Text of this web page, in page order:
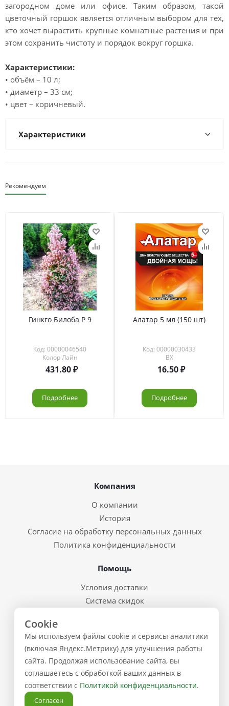
загородном доме или офисе. Таким образом, такой
цветочный горшок является отличным выбором для тех,
кто хочет вырастить крупные комнатные растения и при
этом сохранить чистоту и порядок вокруг горшка.
Характеристики:
• объём – 10 л;
• диаметр – 33 см;
• цвет – коричневый.
Характеристики
Рекомендуем
Гинкго Билоба Р 9
Код: 00000046540
Колор Лайн
431.80
Подробнее
Алатар 5 мл (150 шт)
Код: 00000030433
ВХ
16.50
Подробнее
Компания
О компании
История
Согласие на обработку персональных данных
Политика конфиденциальности
Помощь
Условия доставки
Система скидок
Предварительные заказы
Контакты
Cookie
Мы используем файлы cookie и сервисы аналитики
(включая Яндекс.Метрику) для улучшения работы
сайта. Продолжая использование сайта, вы
соглашаетесь с обработкой ваших данных в
соответствии с Политикой конфиденциальности.
Согласен